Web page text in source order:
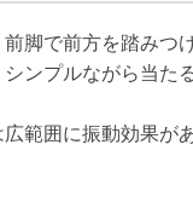
脚で前方を踏みつ
ンプルながら当た
範囲に振動効果が